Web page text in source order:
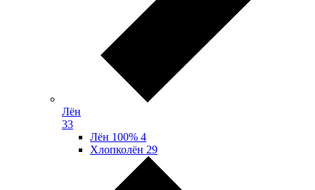
Лён
33
Лён 100% 4
Хлопколён 29